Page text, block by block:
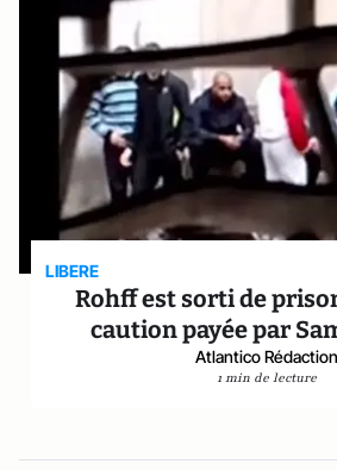
LIBERE
Rohff est sorti de
caution payée par
Atlantico Rédaction
1 min de lecture